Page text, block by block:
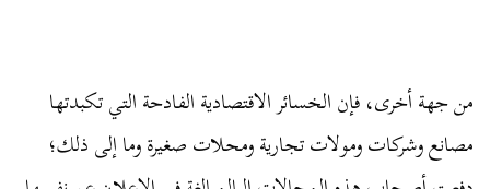
من جهة أخرى، فإن الخسائر الاقتصادية الفادحة التي تكبدتها
مصانع وشركات ومولات تجارية ومحلات صغيرة وما إلى ذلك؛